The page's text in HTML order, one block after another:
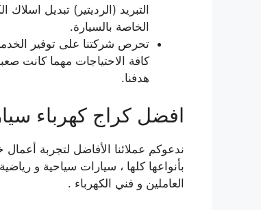
التبريد (الرديتير) تبديل اسلاك
الخاصة بالسيارة.
تحرص شركتنا على توفير
كافة الاحتياجات مهما كانت
هدفنا.
افضل كراج كهرباء
ندعوكم عملائنا الأفاضل لتجربة
بأنواعها كلها ، سيارات سياحية و
العاملين و فني الكهرباء .